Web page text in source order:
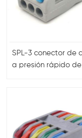
SPL-3 conector de
a presión rápido